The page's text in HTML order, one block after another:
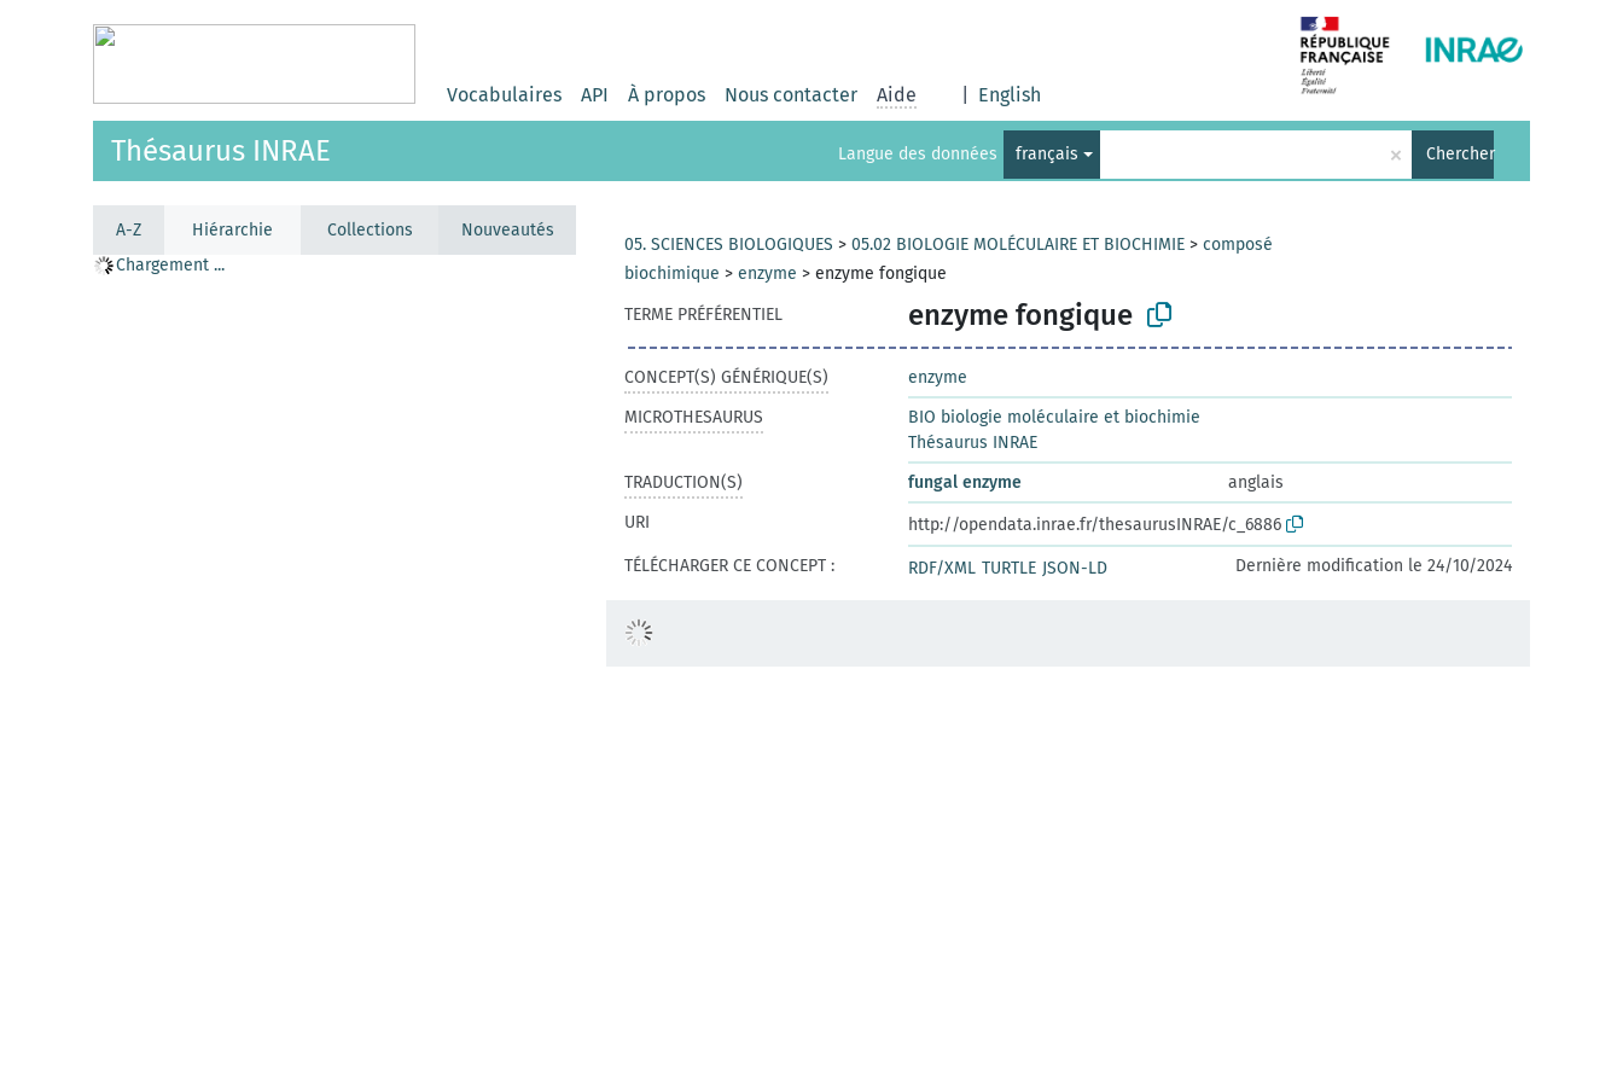
Vocabulaires API À propos Nous contacter Aide English
Thésaurus INRAE Langue des données français × Chercher
A-Z Hiérarchie Collections
Nouveautés
Chargement ...
05. SCIENCES BIOLOGIQUES > 05.02 BIOLOGIE MOLÉCULAIRE ET BIOCHIMIE > composé
biochimique > enzyme > enzyme fongique
TERME PRÉFÉRENTIEL
enzyme fongique
CONCEPT(S) GÉNÉRIQUE(S)
enzyme
MICROTHESAURUS
BIO biologie moléculaire et biochimie
Thésaurus INRAE
TRADUCTION(S)
fungal enzyme
anglais
URI
http://opendata.inrae.fr/thesaurusINRAE/c_6886
TÉLÉCHARGER CE CONCEPT :
RDF/XML TURTLE JSON-LD Dernière modification le 24/10/2024